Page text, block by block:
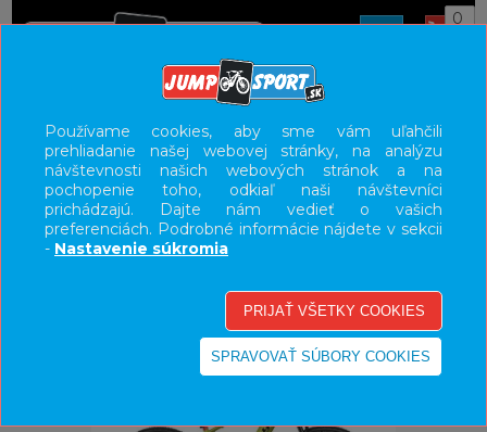
0
E-BIKE HORSKÉ HARDTAIL, PEVNÉ
UŽÍVATEĽSKÝ PANEL
KATEGÓRIE
VÝPREDAJ - VŠETKO
Používame cookies, aby sme vám uľahčili
prehliadanie našej webovej stránky, na analýzu
návštevnosti našich webových stránok a na
pochopenie toho, odkiaľ naši návštevníci
prichádzajú. Dajte nám vedieť o vašich
preferenciách. Podrobné informácie nájdete v sekcii
- Nastavenie súkromia